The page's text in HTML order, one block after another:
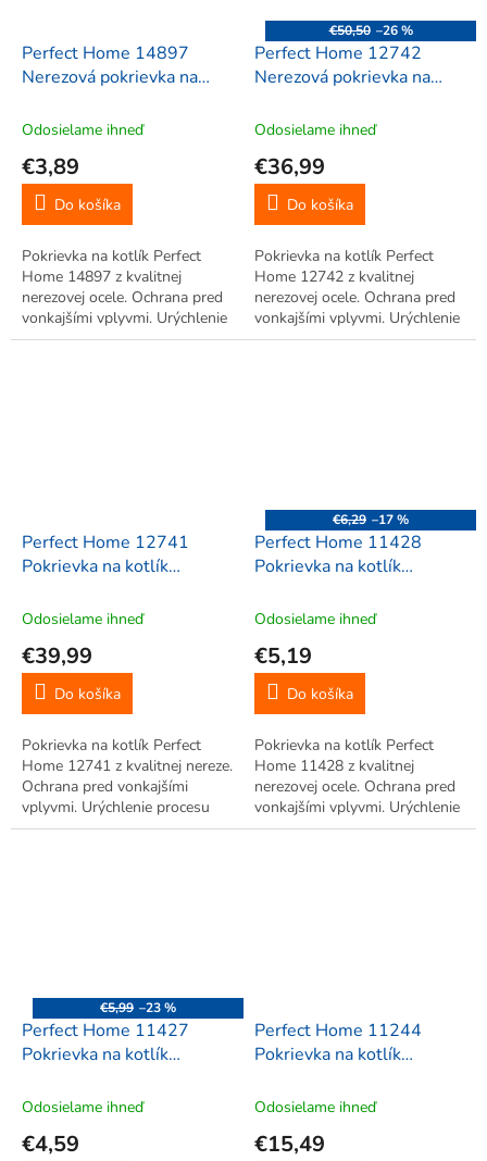
Perfect Home 14897
Nerezová pokrievka na
Odosielame ihneď
€3,89
Do košíka
Pokrievka na kotlík Perfect
Home 14897 z kvalitnej
nerezovej ocele. Ochrana pred
vonkajšími vplyvmi. Urýchlenie
procesu varenia.
€50,50 –26 %
Perfect Home 12742
Nerezová pokrievka na
Odosielame ihneď
€36,99
Do košíka
Pokrievka na kotlík Perfect
Home 12742 z kvalitnej
nerezovej ocele. Ochrana pred
vonkajšími vplyvmi. Urýchlenie
procesu varenia.
Perfect Home 12741
Pokrievka na kotlík
Odosielame ihneď
€39,99
Do košíka
Pokrievka na kotlík Perfect
Home 12741 z kvalitnej nereze.
Ochrana pred vonkajšími
vplyvmi. Urýchlenie procesu
varenia.
€6,29 –17 %
Perfect Home 11428
Pokrievka na kotlík
Odosielame ihneď
€5,19
Do košíka
Pokrievka na kotlík Perfect
Home 11428 z kvalitnej
nerezovej ocele. Ochrana pred
vonkajšími vplyvmi. Urýchlenie
procesu varenia.
€5,99 –23 %
Perfect Home 11427
Pokrievka na kotlík
Odosielame ihneď
€4,59
Perfect Home 11244
Pokrievka na kotlík
Odosielame ihneď
€15,49